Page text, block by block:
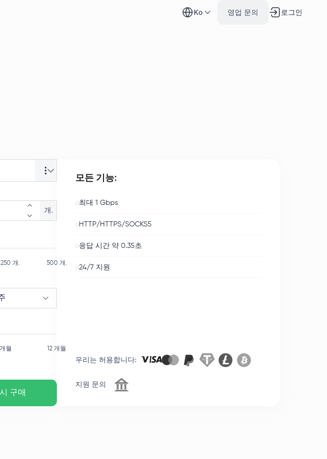
ko 영업 문의 로그인
개.
250 개. 500 개.
월 12 개월
구매
모든 기능:
최대 1 Gbps
HTTP/HTTPS/SOCKS5
응답 시간 약 0.35초
24/7 지원
우리는 허용합니다:
지원 문의